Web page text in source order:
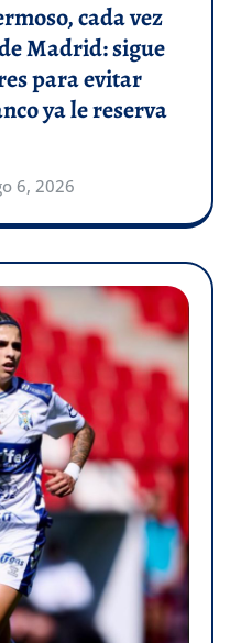
cada vez
Madrid: sigue
para evitar
ya le reserva
6, 2026